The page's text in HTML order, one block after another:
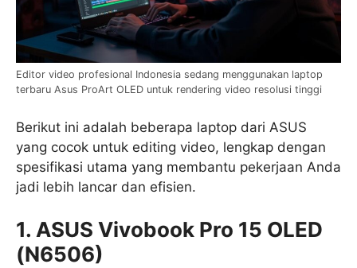
Editor video profesional Indonesia sedang menggunakan laptop
terbaru Asus ProArt OLED untuk rendering video resolusi tinggi
Berikut ini adalah beberapa laptop dari ASUS
yang cocok untuk editing video, lengkap dengan
spesifikasi utama yang membantu pekerjaan Anda
jadi lebih lancar dan efisien.
1. ASUS Vivobook Pro 15 OLED
(N6506)